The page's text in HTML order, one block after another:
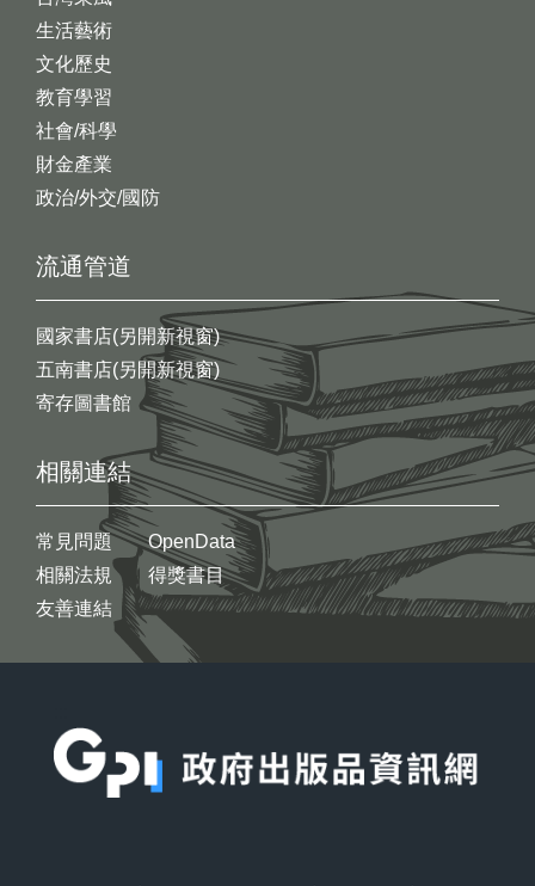
生活藝術
文化歷史
教育學習
社會/科學
財金產業
政治/外交/國防
流通管道
國家書店(另開新視窗)
五南書店(另開新視窗)
寄存圖書館
相關連結
常見問題
相關法規
友善連結
OpenData
得獎書目